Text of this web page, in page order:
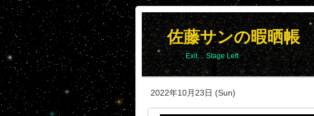
佐藤サンの暇晒帳
Exit.... Stage Left
2022年10月23日 (Sun)